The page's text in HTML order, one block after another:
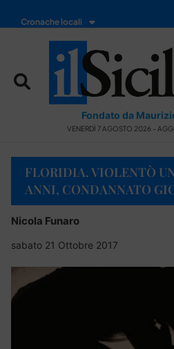
Cronache locali
Fondato da
VENERDÌ 7 AGOSTO 2026 -
FLORIDIA. VIOLENTÒ
ANNI, CONDANNATO
Nicola Funaro
sabato 21 Ottobre 2017